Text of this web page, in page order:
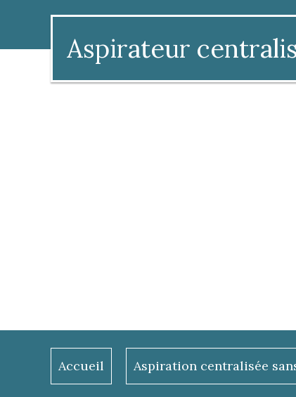
Aspirateur
Accueil Aspiration centralisée